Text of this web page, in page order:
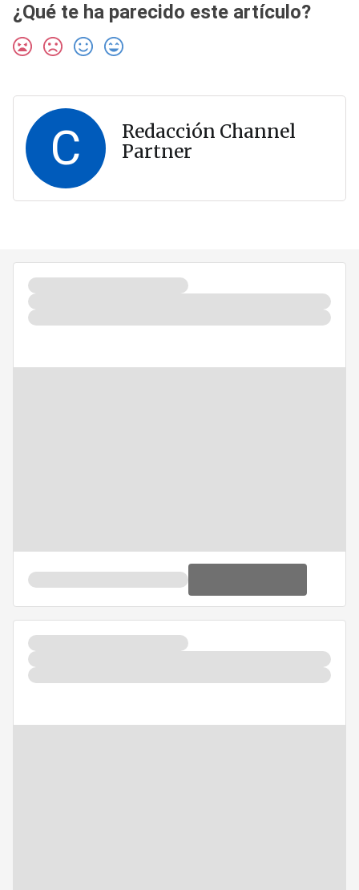
¿Qué te ha parecido este artículo?
C
Redacción Channel
Partner